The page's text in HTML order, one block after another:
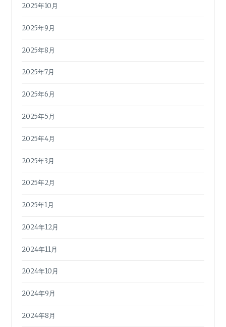
2025年10月
2025年9月
2025年8月
2025年7月
2025年6月
2025年5月
2025年4月
2025年3月
2025年2月
2025年1月
2024年12月
2024年11月
2024年10月
2024年9月
2024年8月